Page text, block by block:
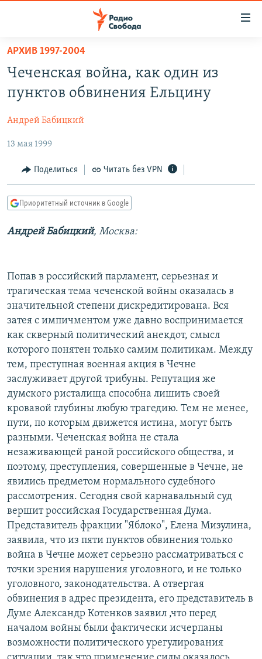
упрощенного
доступа
основному
Вернутся
главной
навигации
Вернутся
поиску
АВТОРСКИЕ ПРОЕКТЫ
ЦИТАТЫ СВОБОДЫ
МНЕНИЯ
КУЛЬТУРА
IDEL.РЕАЛИИ
КАВКАЗ.РЕАЛИИ
СЕВЕР.РЕАЛИИ
РАСПИСАНИЕ ВЕЩАНИЯ
ПОДПИШИТЕСЬ НА РАССЫЛКУ
СОЦИАЛЬНЫЕ СЕТИ
Все сайты РСЕ/РС
АРХИВ 1997-2004
Чеченская война, как один из
пунктов обвинения Ельцину
Андрей Бабицкий
13 мая 1999
Поделиться Читать без VPN
Приоритетный источник в Google
Андрей Бабицкий, Москва:
Попав в российский парламент, серьезная и
трагическая тема чеченской войны оказалась в
значительной степени дискредитирована. Вся
затея с импичментом уже давно воспринимается
как скверный политический анекдот, смысл
которого понятен только самим политикам. Между
тем, преступная военная акция в Чечне
заслуживает другой трибуны. Репутация же
думского ристалища способна лишить своей
кровавой глубины любую трагедию. Тем не менее,
пути, по которым движется истина, могут быть
разными. Чеченская война не стала
незаживающей раной российского общества, и
поэтому, преступления, совершенные в Чечне, не
явились предметом нормального судебного
рассмотрения. Сегодня свой карнавальный суд
вершит российская Государственная Дума.
Представитель фракции "Яблоко", Елена Мизулина,
заявила, что из пяти пунктов обвинения только
война в Чечне может серьезно рассматриваться с
точки зрения нарушения уголовного, и не только
уголовного, законодательства. А отвергая
обвинения в адрес президента, его представитель в
Думе Александр Котенков заявил ,что перед
началом войны были фактически исчерпаны
возможности политического урегулирования